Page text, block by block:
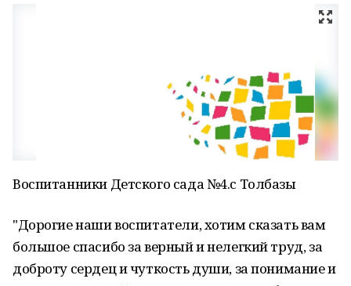
Воспитанники Детского сада №4.с Толбазы
"Дорогие наши воспитатели, хотим сказать вам
большое спасибо за верный и нелегкий труд, за
доброту сердец и чуткость души, за понимание и